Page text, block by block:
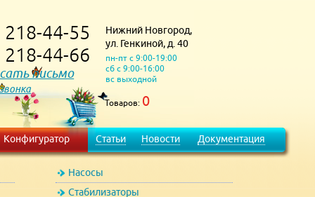
218-44-55
218-44-66
письмо
Нижний Новгород,
ул. Генкиной, д. 40
пн-пт с 9:00-19:00
сб с 9:00-16:00
вс выходной
Товаров: 0
Конфигуратор Статьи Новости Документация
Насосы
Стабилизаторы